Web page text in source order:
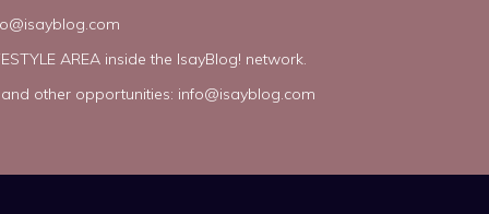
AREA inside the IsayBlog! network.
other opportunities: info@isayblog.com